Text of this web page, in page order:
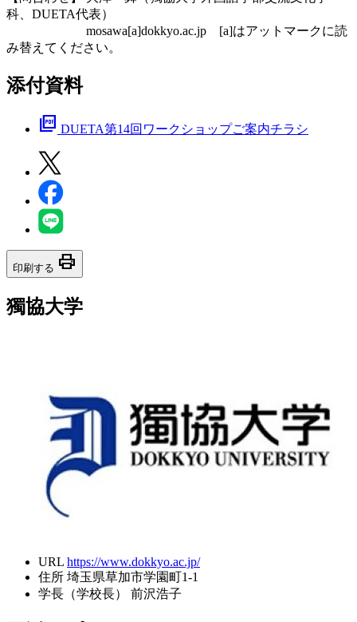
科、DUETA代表）
mosawa[a]dokkyo.ac.jp [a]はアットマークに読
み替えてください。
添付資料
picture_as_pdf DUETA第14回ワークショップご案内チラシ
印刷する print
獨協大学
URL https://www.dokkyo.ac.jp/
住所 埼玉県草加市学園町1-1
学長（学校長）
前沢浩子